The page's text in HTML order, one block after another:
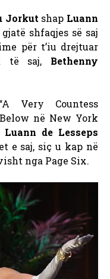
Jorkut shap Luann
shfaqjes së saj
për t’iu drejtuar
të saj, Bethenny
Very Countess
në New York
Luann de Lesseps
e saj, siç u kap në
nga Page Six.